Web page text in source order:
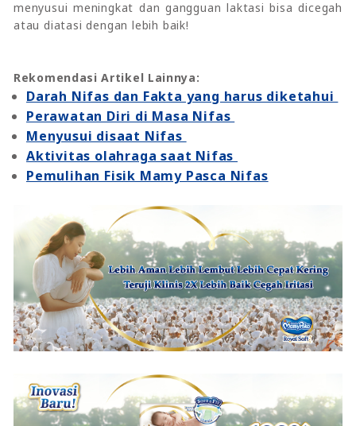
menyusui meningkat dan gangguan laktasi bisa dicegah
atau diatasi dengan lebih baik!
Rekomendasi Artikel Lainnya:
Darah Nifas dan Fakta yang harus diketahui
Perawatan Diri di Masa Nifas
Menyusui disaat Nifas
Aktivitas olahraga saat Nifas
Pemulihan Fisik Mamy Pasca Nifas